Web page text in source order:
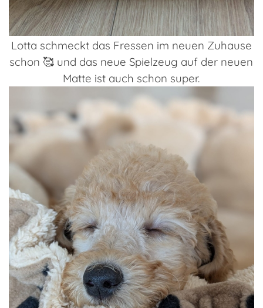
Lotta schmeckt das Fressen im neuen Zuhause
schon 🥰 und das neue Spielzeug auf der neuen
Matte ist auch schon super.